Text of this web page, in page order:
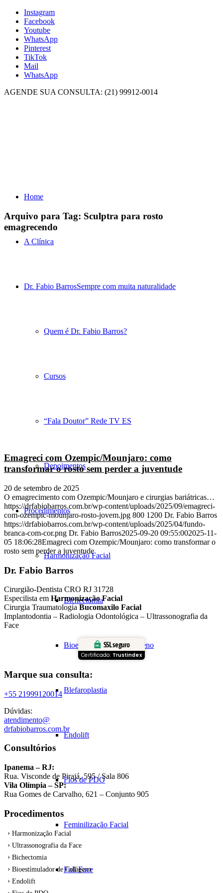
Instagram
Facebook
Youtube
WhatsApp
Pinterest
TikTok
Mail
WhatsApp
AGENDE SUA CONSULTA: (21) 99912-0014
Home
A Clínica
Dr. Fabio BarrosSempre com muita naturalidade
Quem é Dr. Fabio Barros?
Cursos
“Fala Doutor” Rede TV ES
Depoimentos
Procedimentos
Harmonização Facial
Bichectomia
Bioestimulação de Colágeno
Blefaroplastia
Endolift
Fios de PDO
Feminilização Facial
Full Face
Arquivo para Tag: Sculptra para rosto
emagrecendo
Emagreci com Ozempic/Mounjaro: como
transformar o rosto sem perder a juventude
20 de setembro de 2025
O emagrecimento com Ozempic/Mounjaro e cirurgias bariátricas…
https://drfabiobarros.com.br/wp-content/uploads/2025/09/emagreci-
com-ozempic-mounjaro-rosto-jovem.jpg 800 1200 Dr. Fabio Barros
https://drfabiobarros.com.br/wp-content/uploads/2025/04/fundo-
branca-com-cor.png Dr. Fabio Barros2025-09-20 09:55:002025-11-
05 18:06:28Emagreci com Ozempic/Mounjaro: como transformar o
rosto sem perder a juventude
Dr. Fabio Barros
Cirurgião-Dentista CRO RJ 31728
Especilista em Harmonização Facial
Cirurgia Traumatologia Bucomaxilo Facial
Implantodontia – Radiologia Odontológica – Ultrassonografia da
Face
SSL seguro
Certificado: Trustindex
Marque sua consulta:
+55 21999120014
Dúvidas:
atendimento@
drfabiobarros.com.br
Consultórios
Ipanema – RJ:
Rua. Visconde de Pirajá, 595 / Sala 806
Vila Olímpia – SP:
Rua Gomes de Carvalho, 621 – Conjunto 905
Procedimentos
Harmonização Facial
Ultrassonografia da Face
Bichectomia
Bioestímulador de Colágeno
Endolift